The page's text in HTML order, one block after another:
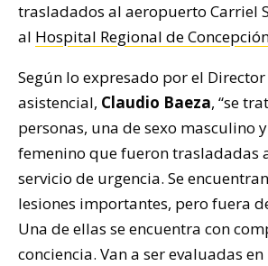
trasladados al aeropuerto Carriel
al Hospital Regional de
Según lo expresado por el
asistencial, Claudio Baeza, “se
personas, una de sexo masculino
femenino que fueron trasladadas
servicio de urgencia. Se
lesiones importantes, pero fuera
Una de ellas se encuentra con
conciencia. Van a ser evaluadas